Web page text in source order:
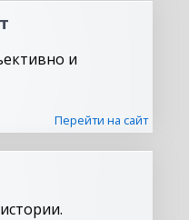
и
Перейти на сайт